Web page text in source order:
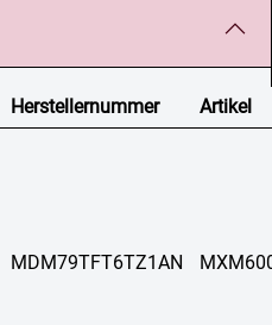
Herstellernummer Artikel
MDM79TFT6TZ1AN